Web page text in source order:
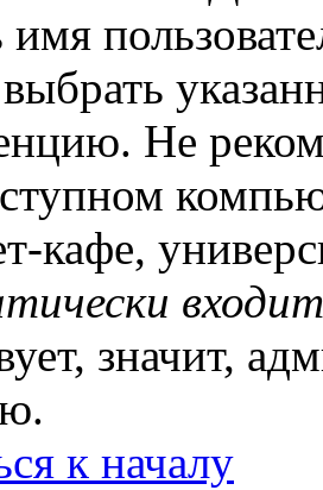
имя
Не
кафе,
значит,
к началу